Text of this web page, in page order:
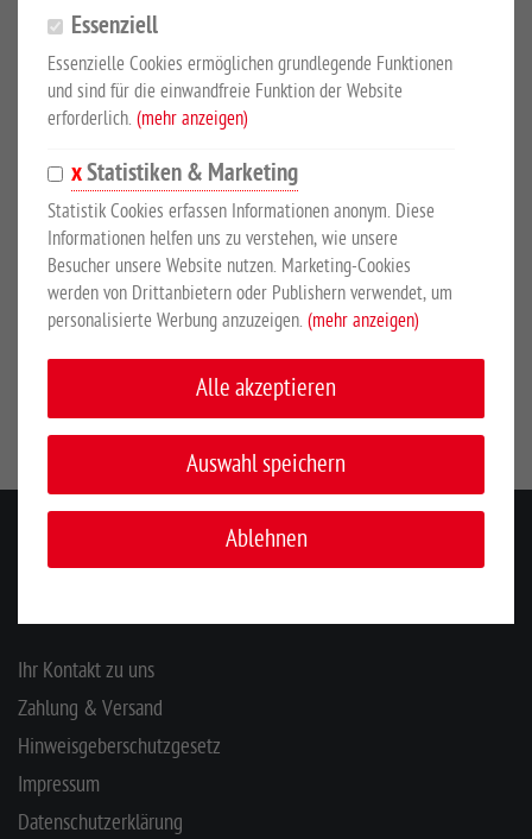
PRODUKTBESCHREIBUNG
für Kordel bis 6 mm, 4 Stück
von Kordeln. Menge: 4.
SICHERHEITSHINWEISE
Hersteller:Lacme SAS, Route du Lude, 72200 La Fleche,
Frankreich, www.lacme.com
Ihr Kontakt zu uns
Zahlung & Versand
Hinweisgeberschutzgesetz
Impressum
Datenschutzerklärung
Essenziell
Essenzielle Cookies ermöglichen grundlegende Funktionen
und sind für die einwandfreie Funktion der Website
erforderlich. (mehr anzeigen)
Statistiken & Marketing
Statistik Cookies erfassen Informationen anonym. Diese
Informationen helfen uns zu verstehen, wie unsere
Besucher unsere Website nutzen. Marketing-Cookies
werden von Drittanbietern oder Publishern verwendet, um
personalisierte Werbung anzuzeigen. (mehr anzeigen)
Alle akzeptieren
Auswahl speichern
Ablehnen